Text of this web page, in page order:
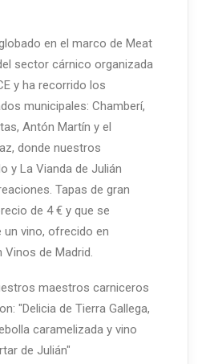
en el marco de Meat
sector cárnico organizada
y ha recorrido los
municipales: Chamberí,
Antón Martín y el
donde nuestros
y La Vianda de Julián
Tapas de gran
de 4 € y que se
un vino, ofrecido en
de Madrid.
maestros carniceros
"Delicia de Tierra Gallega,
caramelizada y vino
de Julián"